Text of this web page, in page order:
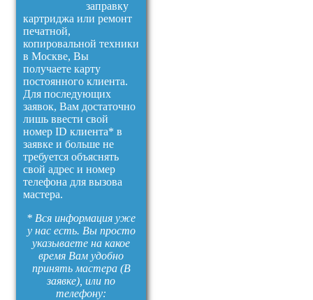
заправку
картриджа или ремонт
печатной,
копировальной техники
в Москве, Вы
получаете карту
постоянного клиента.
Для последующих
заявок, Вам достаточно
лишь ввести свой
номер ID клиента* в
заявке и больше не
требуется объяснять
свой адрес и номер
телефона для вызова
мастера.
* Вся информация уже
у нас есть. Вы просто
указываете на какое
время Вам удобно
принять мастера (В
заявке), или по
телефону: